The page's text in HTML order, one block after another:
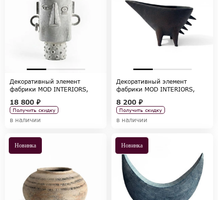
Декоративный элемент
фабрики MOD INTERIORS,
18 800 ₽
Получить скидку
в наличии
Декоративный элемент
фабрики MOD INTERIORS,
8 200 ₽
Получить скидку
в наличии
Новинка Новинка